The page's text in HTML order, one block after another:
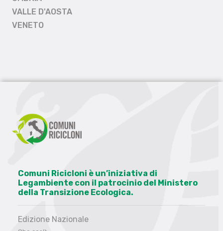
VALLE D'AOSTA
VENETO
Comuni Ricicloni è un’iniziativa di
Legambiente con il patrocinio del Ministero
della Transizione Ecologica.
Edizione Nazionale